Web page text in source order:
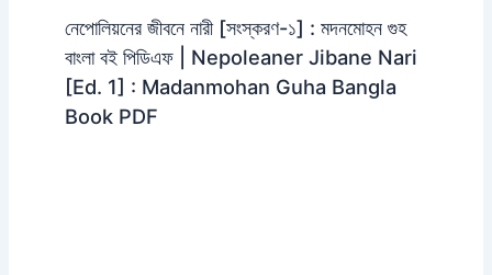
নেপোলিয়নের জীবনে নারী [সংস্করণ-১] : মদনমোহন গুহ
বাংলা বই পিডিএফ | Nepoleaner Jibane Nari
[Ed. 1] : Madanmohan Guha Bangla
Book PDF